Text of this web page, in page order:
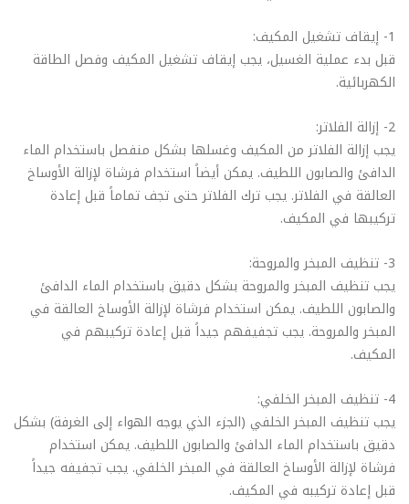
1- إيقاف تشغيل المكيف:
قبل بدء عملية الغسيل، يجب إيقاف تشغيل المكيف وفصل الطاقة
الكهربائية.
2- إزالة الفلاتر:
يجب إزالة الفلاتر من المكيف وغسلها بشكل منفصل باستخدام الماء
الدافئ والصابون اللطيف. يمكن أيضاً استخدام فرشاة لإزالة الأوساخ
العالقة في الفلاتر. يجب ترك الفلاتر حتى تجف تماماً قبل إعادة
تركيبها في المكيف.
3- تنظيف المبخر والمروحة:
يجب تنظيف المبخر والمروحة بشكل دقيق باستخدام الماء الدافئ
والصابون اللطيف. يمكن استخدام فرشاة لإزالة الأوساخ العالقة في
المبخر والمروحة. يجب تجفيفهم جيداً قبل إعادة تركيبهم في
المكيف.
4- تنظيف المبخر الخلفي:
يجب تنظيف المبخر الخلفي (الجزء الذي يوجه الهواء إلى الغرفة) بشكل
دقيق باستخدام الماء الدافئ والصابون اللطيف. يمكن استخدام
فرشاة لإزالة الأوساخ العالقة في المبخر الخلفي. يجب تجفيفه جيداً
قبل إعادة تركيبه في المكيف.